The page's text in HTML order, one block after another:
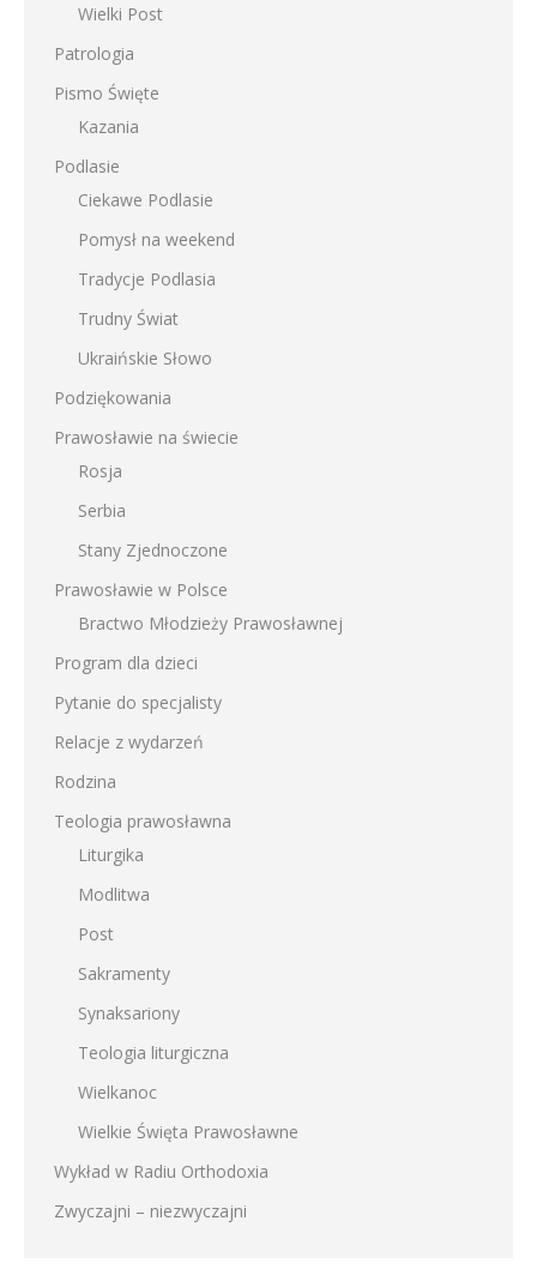
Wielki Post
Patrologia
Pismo Święte
Kazania
Podlasie
Ciekawe Podlasie
Pomysł na weekend
Tradycje Podlasia
Trudny Świat
Ukraińskie Słowo
Podziękowania
Prawosławie na świecie
Rosja
Serbia
Stany Zjednoczone
Prawosławie w Polsce
Bractwo Młodzieży Prawosławnej
Program dla dzieci
Pytanie do specjalisty
Relacje z wydarzeń
Rodzina
Teologia prawosławna
Liturgika
Modlitwa
Post
Sakramenty
Synaksariony
Teologia liturgiczna
Wielkanoc
Wielkie Święta Prawosławne
Wykład w Radiu Orthodoxia
Zwyczajni – niezwyczajni